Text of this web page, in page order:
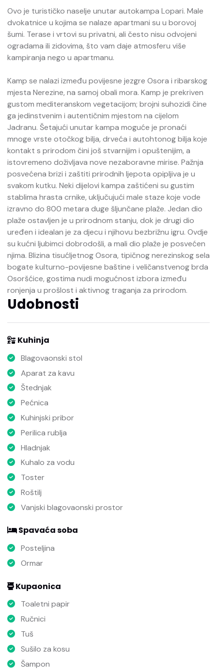
Ovo je turističko naselje unutar autokampa Lopari. Male
dvokatnice u kojima se nalaze apartmani su u borovoj
šumi. Terase i vrtovi su privatni, ali često nisu odvojeni
ogradama ili zidovima, što vam daje atmosferu više
kampiranja nego u apartmanu.
Kamp se nalazi između povijesne jezgre Osora i ribarskog
mjesta Nerezine, na samoj obali mora. Kamp je prekriven
gustom mediteranskom vegetacijom; brojni suhozidi čine
ga jedinstvenim i autentičnim mjestom na cijelom
Jadranu. Šetajući unutar kampa moguće je pronaći
mnoge vrste otočkog bilja, drveća i autohtonog bilja koje
kontakt s prirodom čini još stvarnijim i opuštenijim, a
istovremeno doživljava nove nezaboravne mirise. Pažnja
posvećena brizi i zaštiti prirodnih ljepota opipljiva je u
svakom kutku. Neki dijelovi kampa zaštićeni su gustim
stablima hrasta crnike, uključujući male staze koje vode
izravno do 800 metara duge šljunčane plaže. Jedan dio
plaže ostavljen je u prirodnom stanju, dok je drugi dio
uređen i idealan je za djecu i njihovu bezbrižnu igru. Ovdje
su kućni ljubimci dobrodošli, a mali dio plaže je posvećen
njima. Blizina tisućljetnog Osora, tipičnog nerezinskog sela
bogate kulturno-povijesne baštine i veličanstvenog brda
Osoršćice, gostima nudi mogućnost izbora između
ronjenja u prošlost i aktivnog traganja za prirodom.
Udobnosti
Kuhinja
Blagovaonski stol
Aparat za kavu
Štednjak
Pećnica
Kuhinjski pribor
Perilica rublja
Hladnjak
Kuhalo za vodu
Toster
Roštilj
Vanjski blagovaonski prostor
Spavaća soba
Posteljina
Ormar
Kupaonica
Toaletni papir
Ručnici
Tuš
Sušilo za kosu
Šampon